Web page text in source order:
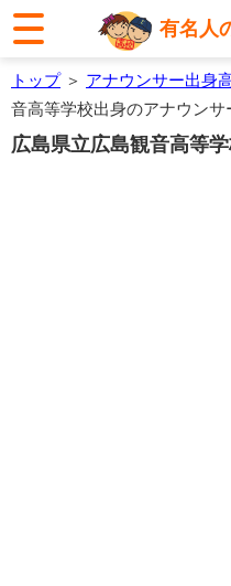
有名人
トップ＞ アナウンサー出身
音高等学校出身のアナウンサ
広島県立広島観音高等